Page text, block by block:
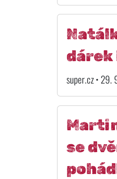
dárek
super.cz •
se